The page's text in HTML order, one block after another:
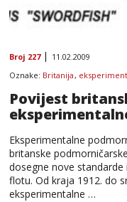
Broj 227
11.02.2009
Oznake: Britanija,
Povijest
Eksperimentalne
britanske
dosegne nove
flotu. Od kraja 1912. do
eksperimentalne …